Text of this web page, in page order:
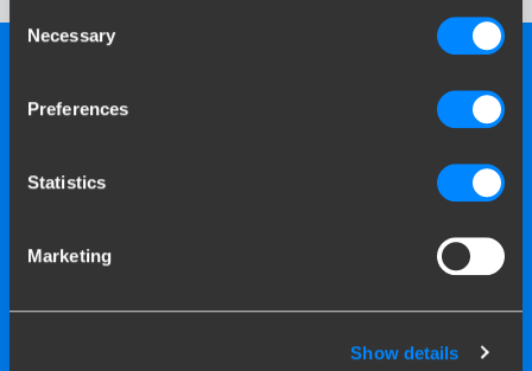
Selection
Necessary
Preferences
Statistics
Marketing
Show details